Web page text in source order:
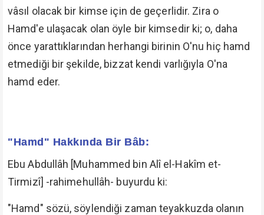
vâsıl olacak bir kimse için de geçerlidir. Zira o
Hamd'e ulaşacak olan öyle bir kimsedir ki; o, daha
önce yarattıklarından herhangi birinin O'nu hiç hamd
etmediği bir şekilde, bizzat kendi varlığıyla O'na
hamd eder.
"Hamd" Hakkında Bir Bâb:
Ebu Abdullâh [Muhammed bin Alî el-Hakîm et-
Tirmizî] -rahimehullâh- buyurdu ki:
"Hamd" sözü, söylendiği zaman teyakkuzda olanın